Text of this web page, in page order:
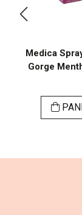
Medica
Gorge